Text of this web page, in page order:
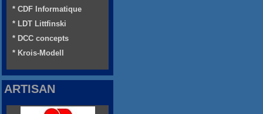
* CDF Informatique
* LDT Littfinski
* DCC concepts
* Krois-Modell
ARTISAN